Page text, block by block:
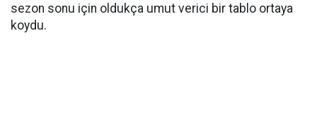
sezon sonu için oldukça umut verici bir tablo ortaya
koydu.